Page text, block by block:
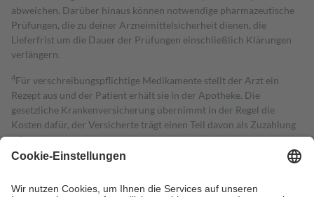
abweichen. Darüber hinaus können notwendige pharmazeutische
Prüfungen, die zu deiner Arzneimittelsicherheit dienen, die
Lieferfrist um die Dauer der Prüfungen einschließlich Klärungen
verlängern.
4Für verschreibungspflichtige Medikamente stellt der Arzt ein
Rezept aus und der Patient erhält sie in der Apotheke. Die
gesetzliche Krankenversicherung übernimmt in der Regel die
Kosten dafür, der Versicherte trägt einen Teil davon als Zuzahlung
mit.
Grundsätzlich leisten Mitglieder Zuzahlungen in Höhe von zehn
höchstens zehn Euro.
Es sind jedoch nie mehr als die tatsächlichen